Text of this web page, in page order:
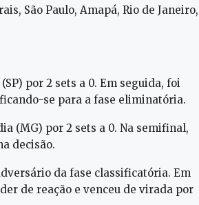
São Paulo, Amapá, Rio de Janeiro,
por 2 sets a 0. Em seguida, foi
se para a fase eliminatória.
(MG) por 2 sets a 0. Na semifinal,
decisão.
da fase classificatória. Em
de reação e venceu de virada por